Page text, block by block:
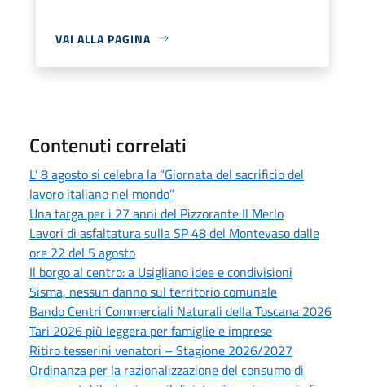
VAI ALLA PAGINA
Contenuti correlati
L’ 8 agosto si celebra la “Giornata del sacrificio del
lavoro italiano nel mondo”
Una targa per i 27 anni del Pizzorante Il Merlo
Lavori di asfaltatura sulla SP 48 del Montevaso dalle
ore 22 del 5 agosto
Il borgo al centro: a Usigliano idee e condivisioni
Sisma, nessun danno sul territorio comunale
Bando Centri Commerciali Naturali della Toscana 2026
Tari 2026 più leggera per famiglie e imprese
Ritiro tesserini venatori – Stagione 2026/2027
Ordinanza per la razionalizzazione del consumo di